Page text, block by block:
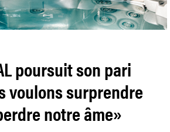
poursuit son pari
voulons surprendre
notre âme»